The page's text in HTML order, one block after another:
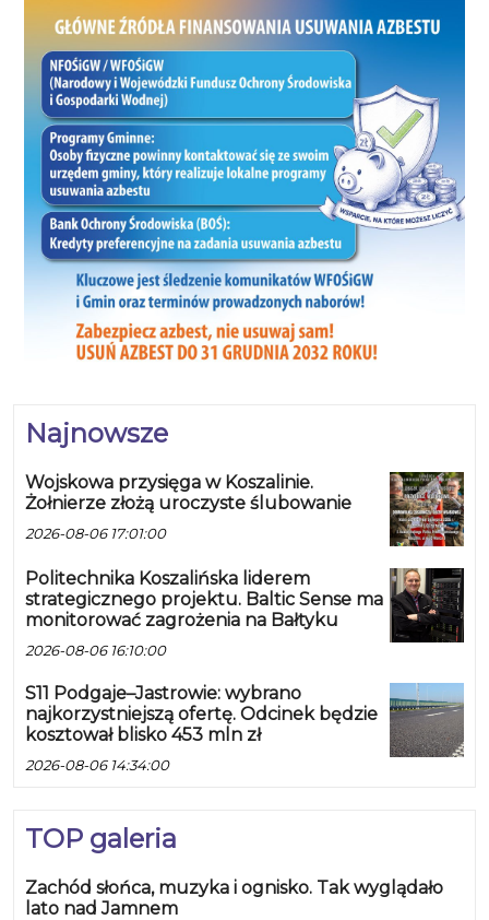
Najnowsze
Wojskowa przysięga w Koszalinie.
Żołnierze złożą uroczyste ślubowanie
2026-08-06 17:01:00
Politechnika Koszalińska liderem
strategicznego projektu. Baltic Sense ma
monitorować zagrożenia na Bałtyku
2026-08-06 16:10:00
S11 Podgaje–Jastrowie: wybrano
najkorzystniejszą ofertę. Odcinek będzie
kosztował blisko 453 mln zł
2026-08-06 14:34:00
TOP galeria
Zachód słońca, muzyka i ognisko. Tak wyglądało
lato nad Jamnem